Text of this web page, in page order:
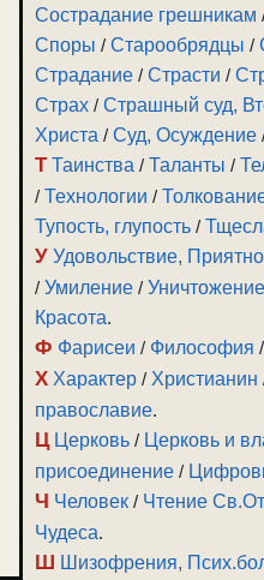
Сострадание грешникам
Споры /Старообрядцы /
Страдание /Страсти /
Страх /Страшный суд,
Христа /Суд, Осуждение
Т Таинства /Таланты /
/Технологии /
Тупость, глупость /
У Удовольствие,
/Умиление /Уничтожение
Красота.
Ф Фарисеи / Философия /
Х Характер / Христианин
православие.
Ц Церковь / Церковь и
присоединение /
Ч Человек / Чтение
Чудеса.
Ш Шизофрения,